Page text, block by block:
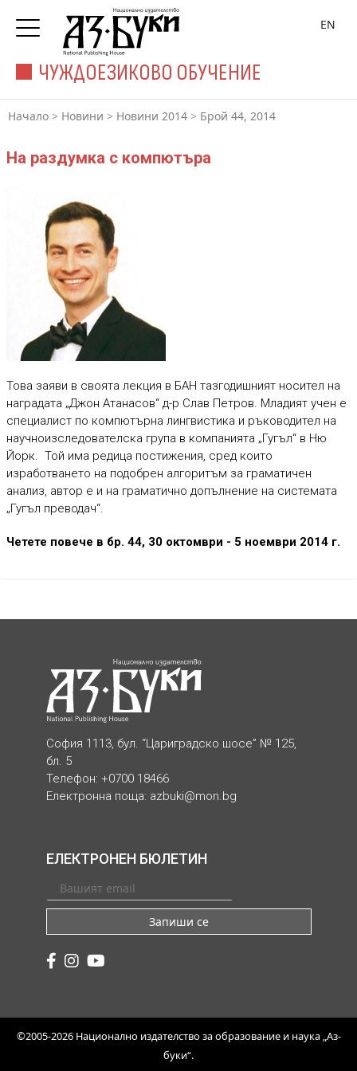
ЧУЖДОЕЗИКОВО ОБУЧЕНИЕ
EN
Начало > Новини > Новини 2014 > Брой 44, 2014
На раздумка с компютъра
Това заяви в своята лекция в БАН тазгодишният носител на
наградата „Джон Атанасов“ д-р Слав Петров. Младият учен е
специалист по компютърна лингвистика и ръководител на
научноизследователска група в компанията „Гугъл“ в Ню
Йорк. Той има редица постижения, сред които
изработването на подобрен алгоритъм за граматичен
анализ, автор е и на граматично допълнение на системата
„Гугъл преводач“.
Четете повече в бр. 44, 30 октомври - 5 ноември 2014 г.
София 1113, бул. “Цариградско шосе” № 125,
бл. 5
Телефон: +0700 18466
Електронна поща: azbuki@mon.bg
ЕЛЕКТРОНЕН БЮЛЕТИН
Запиши се
©2005-2026 Национално издателство за образование и наука „Аз-
буки“.